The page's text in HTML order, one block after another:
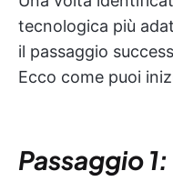
tecnologica più
il passaggio
Ecco come puoi
Passaggio